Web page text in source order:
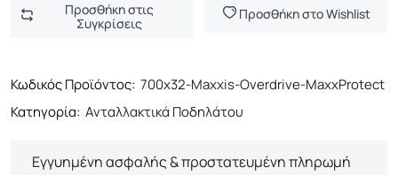
Προσθήκη στις
Συγκρίσεις
Προσθήκη στο Wishlist
Κωδικός Προϊόντος: 700x32-Maxxis-Overdrive-MaxxProtect
Κατηγορία: Ανταλλακτικά Ποδηλάτου
Εγγυημένη ασφαλής & προστατευμένη πληρωμή